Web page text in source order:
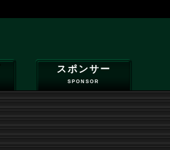
スポンサー
SPONSOR